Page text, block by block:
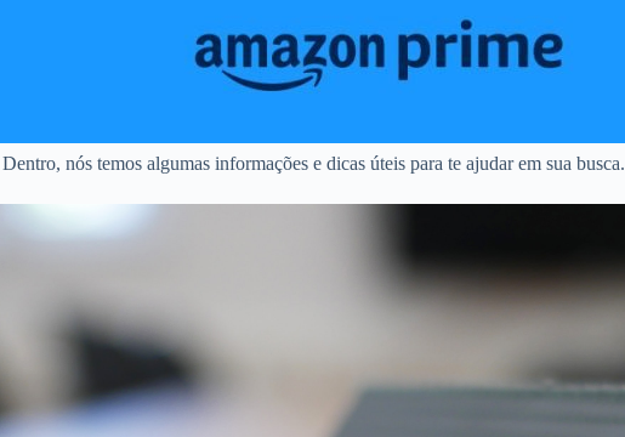
nós temos algumas informações e dicas úteis para te ajudar em sua busca.